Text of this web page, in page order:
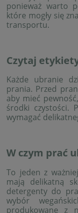
ponieważ warto
które mogły się
transportu.
Czytaj
Każde ubranie
prania. Przed
aby mieć
środki czystości.
wymagać
W czym prać
To jeden z
mają delikatną
detergenty do
wybór
produkowane z